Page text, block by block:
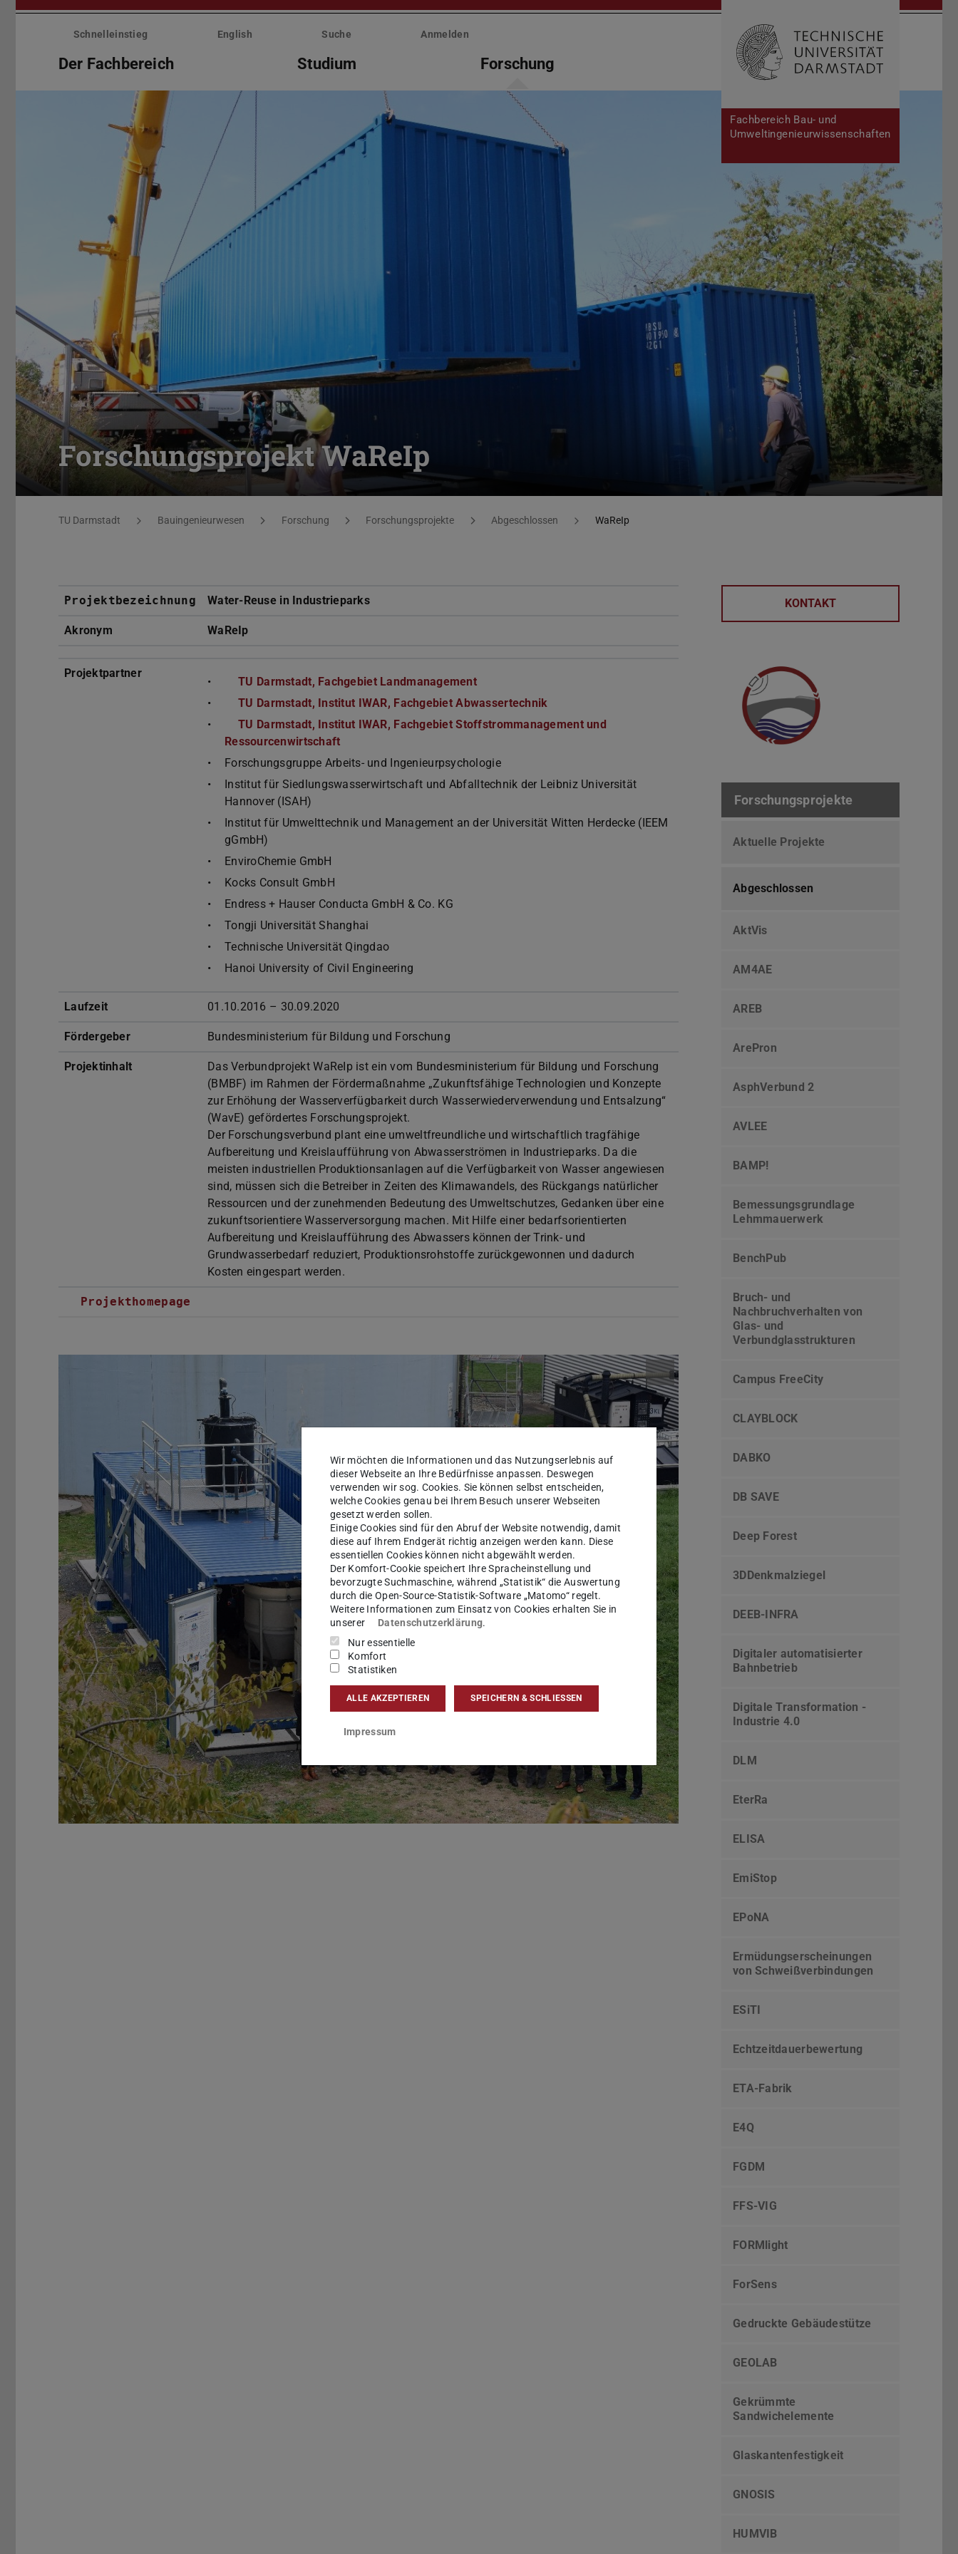
Menü
überspringen
Fachbereich Bau- und
Umweltingenieurwissenschaften
Schnelleinstieg English Suche Anmelden
Der Fachbereich Studium Forschung Suche öffnen
Forschungsprojekt WaReIp
Sie befinden sich hier:
TU Darmstadt Bauingenieurwesen Forschung Forschungsprojekte Abgeschlossen WaReIp
Projektbezeichnung Water-Reuse in Industrieparks
Akronym WaReIp
Projektpartner
TU Darmstadt, Fachgebiet Landmanagement
TU Darmstadt, Institut IWAR, Fachgebiet Abwassertechnik
TU Darmstadt, Institut IWAR, Fachgebiet Stoffstrommanagement und
Ressourcenwirtschaft
Forschungsgruppe Arbeits- und Ingenieurpsychologie
Institut für Siedlungswasserwirtschaft und Abfalltechnik der Leibniz Universität
Hannover (ISAH)
Institut für Umwelttechnik und Management an der Universität Witten Herdecke (IEEM
gGmbH)
EnviroChemie GmbH
Kocks Consult GmbH
Endress + Hauser Conducta GmbH & Co. KG
Tongji Universität Shanghai
Technische Universität Qingdao
Hanoi University of Civil Engineering
Laufzeit 01.10.2016 – 30.09.2020
Fördergeber Bundesministerium für Bildung und Forschung
Projektinhalt
Das Verbundprojekt WaReIp ist ein vom Bundesministerium für Bildung und Forschung
(BMBF) im Rahmen der Fördermaßnahme „Zukunftsfähige Technologien und Konzepte
zur Erhöhung der Wasserverfügbarkeit durch Wasserwiederverwendung und Entsalzung“
(WavE) gefördertes Forschungsprojekt.
Der Forschungsverbund plant eine umweltfreundliche und wirtschaftlich tragfähige
Aufbereitung und Kreislaufführung von Abwasserströmen in Industrieparks. Da die
meisten industriellen Produktionsanlagen auf die Verfügbarkeit von Wasser angewiesen
sind, müssen sich die Betreiber in Zeiten des Klimawandels, des Rückgangs natürlicher
Ressourcen und der zunehmenden Bedeutung des Umweltschutzes, Gedanken über eine
zukunftsorientiere Wasserversorgung machen. Mit Hilfe einer bedarfsorientierten
Aufbereitung und Kreislaufführung des Abwassers können der Trink- und
Grundwasserbedarf reduziert, Produktionsrohstoffe zurückgewonnen und dadurch
Kosten eingespart werden.
Projekthomepage
KONTAKT
Forschungsprojekte
Aktuelle Projekte
Abgeschlossen
AktVis
AM4AE
AREB
ArePron
AsphVerbund 2
AVLEE
BAMP!
Bemessungsgrundlage
Lehmmauerwerk
BenchPub
Bruch- und
Nachbruchverhalten von
Glas- und
Verbundglasstrukturen
Campus FreeCity
CLAYBLOCK
DABKO
DB SAVE
Deep Forest
3DDenkmalziegel
DEEB-INFRA
Digitaler automatisierter
Bahnbetrieb
Digitale Transformation -
Industrie 4.0
DLM
EterRa
ELISA
EmiStop
EPoNA
Ermüdungserscheinungen
von Schweißverbindungen
ESiTI
Echtzeitdauerbewertung
ETA-Fabrik
E4Q
FGDM
FFS-VIG
FORMlight
ForSens
Gedruckte Gebäudestütze
GEOLAB
Gekrümmte
Sandwichelemente
Glaskantenfestigkeit
GNOSIS
HUMVIB
Wir möchten die Informationen und das Nutzungserlebnis auf
dieser Webseite an Ihre Bedürfnisse anpassen. Deswegen
verwenden wir sog. Cookies. Sie können selbst entscheiden,
welche Cookies genau bei Ihrem Besuch unserer Webseiten
gesetzt werden sollen.
Einige Cookies sind für den Abruf der Website notwendig, damit
diese auf Ihrem Endgerät richtig anzeigen werden kann. Diese
essentiellen Cookies können nicht abgewählt werden.
Der Komfort-Cookie speichert Ihre Spracheinstellung und
bevorzugte Suchmaschine, während „Statistik“ die Auswertung
durch die Open-Source-Statistik-Software „Matomo“ regelt.
Weitere Informationen zum Einsatz von Cookies erhalten Sie in
unserer
Datenschutzerklärung.
Nur essentielle
Komfort
Statistiken
ALLE AKZEPTIEREN SPEICHERN & SCHLIESSEN
Impressum